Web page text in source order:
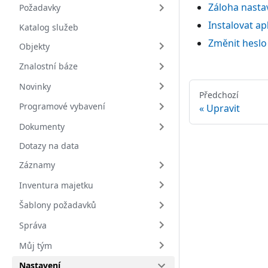
Požadavky
Katalog služeb
Objekty
Znalostní báze
Novinky
Programové vybavení
Dokumenty
Dotazy na data
Záznamy
Inventura majetku
Šablony požadavků
Správa
Můj tým
Nastavení
Záloha
Instalovat
Změnit heslo
Předchozí
Upravit